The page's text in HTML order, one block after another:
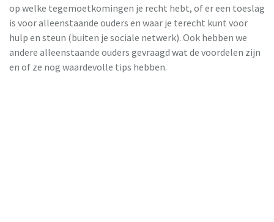
op welke tegemoetkomingen je recht hebt, of er een toeslag
is voor alleenstaande ouders en waar je terecht kunt voor
hulp en steun (buiten je sociale netwerk). Ook hebben we
andere alleenstaande ouders gevraagd wat de voordelen zijn
en of ze nog waardevolle tips hebben.